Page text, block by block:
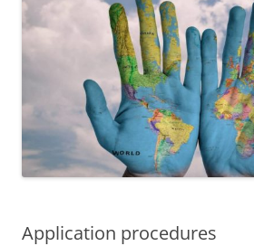
Application procedures